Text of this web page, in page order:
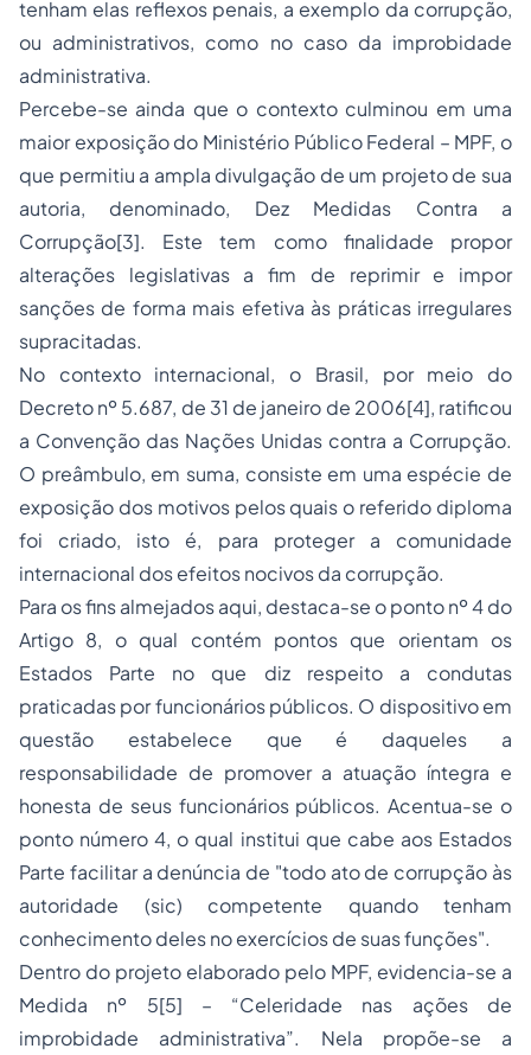
tenham elas reflexos penais, a exemplo da corrupção,
ou administrativos, como no caso da improbidade
administrativa.
Percebe-se ainda que o contexto culminou em uma
maior exposição do Ministério Público Federal – MPF, o
que permitiu a ampla divulgação de um projeto de sua
autoria, denominado, Dez Medidas Contra a
Corrupção[3]. Este tem como finalidade propor
alterações legislativas a fim de reprimir e impor
sanções de forma mais efetiva às práticas irregulares
supracitadas.
No contexto internacional, o Brasil, por meio do
Decreto nº 5.687, de 31 de janeiro de 2006[4], ratificou
a Convenção das Nações Unidas contra a Corrupção.
O preâmbulo, em suma, consiste em uma espécie de
exposição dos motivos pelos quais o referido diploma
foi criado, isto é, para proteger a comunidade
internacional dos efeitos nocivos da corrupção.
Para os fins almejados aqui, destaca-se o ponto nº 4 do
Artigo 8, o qual contém pontos que orientam os
Estados Parte no que diz respeito a condutas
praticadas por funcionários públicos. O dispositivo em
questão estabelece que é daqueles a
responsabilidade de promover a atuação íntegra e
honesta de seus funcionários públicos. Acentua-se o
ponto número 4, o qual institui que cabe aos Estados
Parte facilitar a denúncia de "todo ato de corrupção às
autoridade (sic) competente quando tenham
conhecimento deles no exercícios de suas funções".
Dentro do projeto elaborado pelo MPF, evidencia-se a
Medida nº 5[5] – “Celeridade nas ações de
improbidade administrativa”. Nela propõe-se a